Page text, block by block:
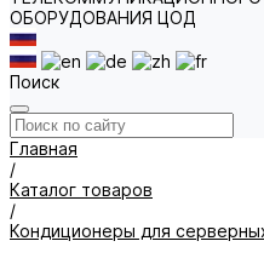
ОБОРУДОВАНИЯ ЦОД
Поиск
Главная
/
Каталог товаров
/
Кондиционеры для